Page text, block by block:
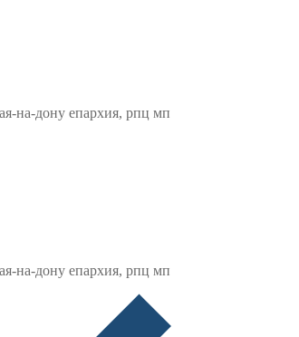
на-дону епархия, рпц мп
на-дону епархия, рпц мп